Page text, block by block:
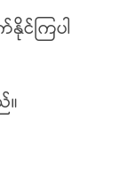
င်ကြပါ
။